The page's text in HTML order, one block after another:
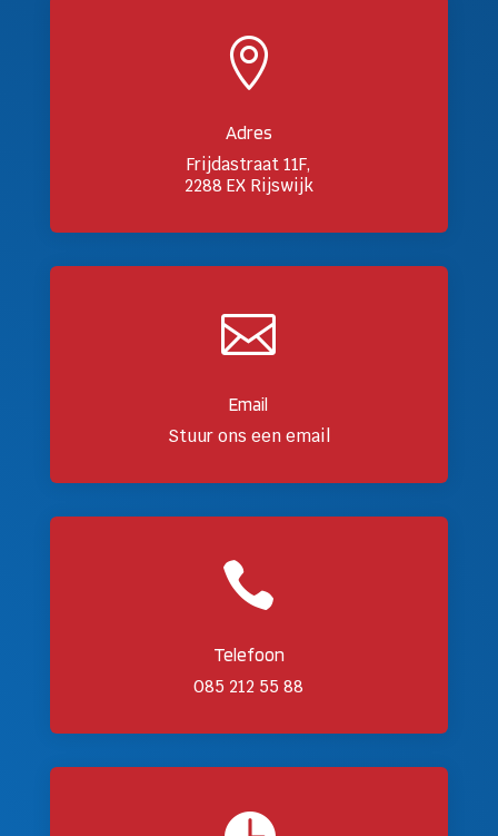

Adres
Frijdastraat 11F,
2288 EX Rijswijk

Email
Stuur ons een email

Telefoon
085 212 55 88